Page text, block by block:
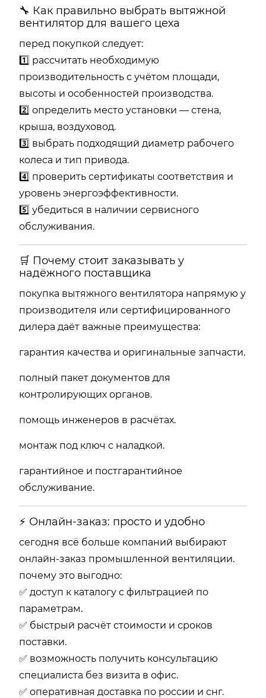
🔧 Как правильно выбрать вытяжной
вентилятор для вашего цеха
перед покупкой следует:
1️⃣ рассчитать необходимую
производительность с учётом площади,
высоты и особенностей производства.
2️⃣ определить место установки — стена,
крыша, воздуховод.
3️⃣ выбрать подходящий диаметр рабочего
колеса и тип привода.
4️⃣ проверить сертификаты соответствия и
уровень энергоэффективности.
5️⃣ убедиться в наличии сервисного
обслуживания.
🛒 Почему стоит заказывать у
надёжного поставщика
покупка вытяжного вентилятора напрямую у
производителя или сертифицированного
дилера даёт важные преимущества:
гарантия качества и оригинальные запчасти.
полный пакет документов для
контролирующих органов.
помощь инженеров в расчётах.
монтаж под ключ с наладкой.
гарантийное и постгарантийное
обслуживание.
⚡ Онлайн-заказ: просто и удобно
сегодня всё больше компаний выбирают
онлайн-заказ промышленной вентиляции.
почему это выгодно:
✅ доступ к каталогу с фильтрацией по
параметрам.
✅ быстрый расчёт стоимости и сроков
поставки.
✅ возможность получить консультацию
специалиста без визита в офис.
✅ оперативная доставка по россии и снг.